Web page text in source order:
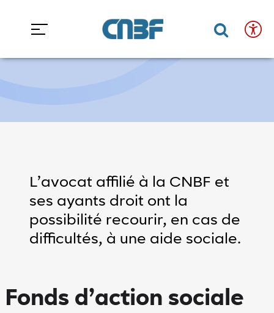
Confort
lecture
la taille du texte
Augmenter la taille du texte
Mode
clair/sombre
clair
Mode sombre
L’action sociale
L’avocat affilié à la CNBF et
ses ayants droit ont la
possibilité recourir, en cas de
difficultés, à une aide sociale.
Fonds d’action sociale